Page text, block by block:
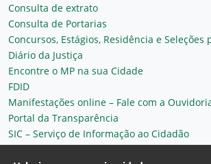
Consulta de extrato
Consulta de Portarias
Concursos, Estágios, Residência e Seleções
Diário da Justiça
Encontre o MP na sua Cidade
FDID
Manifestações online – Fale com a
Portal da Transparência
SIC – Serviço de Informação ao Cidadão
Plantão MP do Ceará